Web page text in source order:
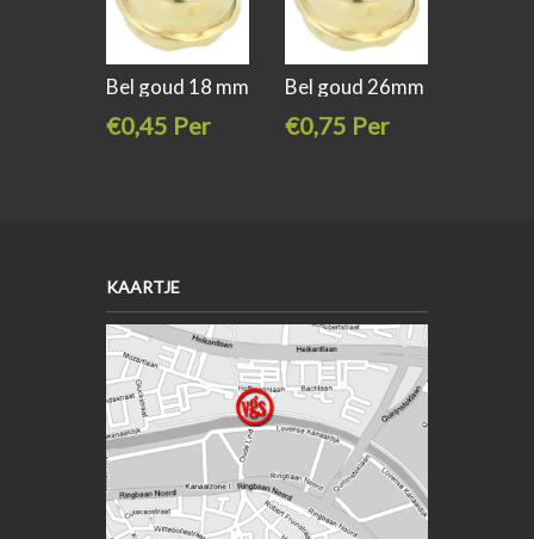
Bel goud 18 mm
€0,45 Per
Bel goud 26mm
€0,75 Per
KAARTJE